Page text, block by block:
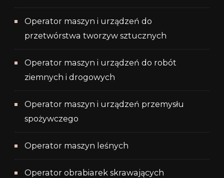
Operator maszyn i urządzeń do
przetwórstwa tworzyw sztucznych
Operator maszyn i urządzeń do robót
ziemnych i drogowych
Operator maszyn i urządzeń przemysłu
spożywczego
Operator maszyn leśnych
Operator obrabiarek skrawających